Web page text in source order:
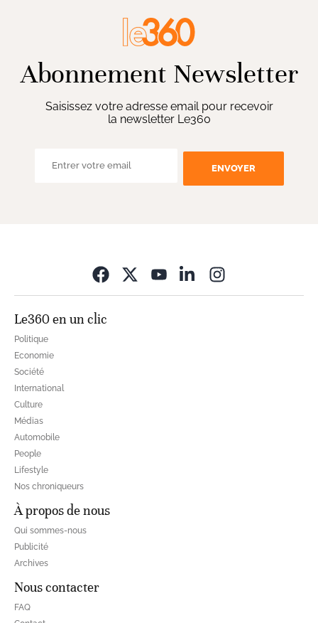
Abonnement Newsletter
Saisissez votre adresse email pour recevoir
la newsletter Le360
ENVOYER
Le360 en un clic
Politique
Economie
Société
International
Culture
Médias
Automobile
People
Lifestyle
Nos chroniqueurs
À propos de nous
Qui sommes-nous
Publicité
Archives
Nous contacter
FAQ